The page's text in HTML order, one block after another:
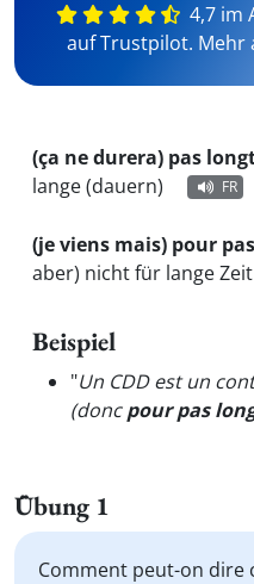
4,7 im
auf Trustpilot. Mehr
(ça ne durera) pas
lange (dauern)
FR
(je viens mais) pour
aber) nicht für lange Zeit
Beispiel
"Un CDD est un
(doncpour pas
Übung 1
Comment peut-on dire